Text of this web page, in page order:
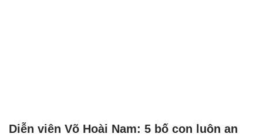
Diễn viên Võ Hoài Nam: 5 bố con luôn an